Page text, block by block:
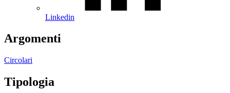
Linkedin
Argomenti
Circolari
Tipologia